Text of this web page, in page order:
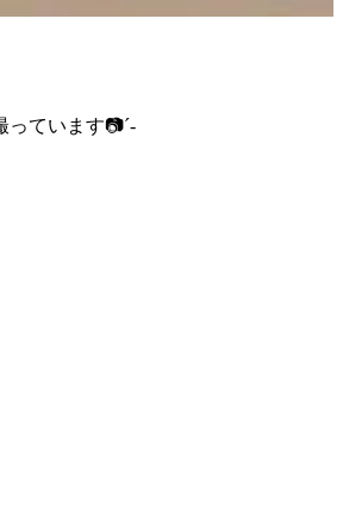
っています📷´-